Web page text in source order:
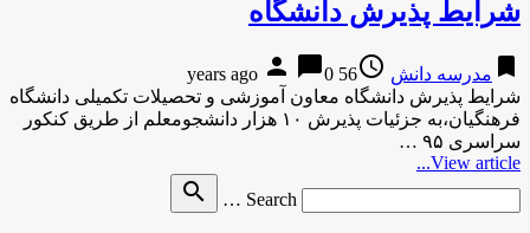
شرایط پذیرش دانشگاه
bookmark مدرسه دانش access_time
56 years ago
person chat_bubble0
شرایط پذیرش دانشگاه معاون آموزشی و تحصیلات تکمیلی دانشگاه
فرهنگیان،‌به جزئیات پذیرش ۱۰ هزار دانشجومعلم از طریق کنکور
سراسری ۹۵ …
View article...
Search …
search